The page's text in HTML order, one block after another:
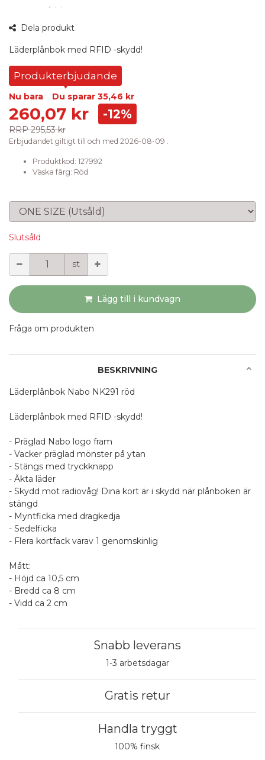
Dela produkt
Läderplånbok med RFID -skydd!
Produkterbjudande
Nu bara Du sparar 35,46 kr
260,07 kr
RRP 295,53 kr
-12%
Erbjudandet giltigt till och med 2026-08-09 .
Produktkod: 127992
Väska färg: Röd
Välj storlek
Slutsåld
st
Lägg till i kundvagn
Fråga om produkten
BESKRIVNING
Läderplånbok Nabo NK291 röd
Läderplånbok med RFID -skydd!
- Präglad Nabo logo fram
- Vacker präglad mönster på ytan
- Stängs med tryckknapp
- Äkta läder
- Skydd mot radiovåg! Dina kort är i skydd när plånboken är
stängd
- Myntficka med dragkedja
- Sedelficka
- Flera kortfack varav 1 genomskinlig
Mått:
- Höjd ca 10,5 cm
- Bredd ca 8 cm
- Vidd ca 2 cm
Snabb leverans
1-3 arbetsdagar
Gratis retur
Handla tryggt
100% finsk